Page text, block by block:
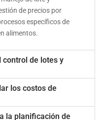
de precios por
específicos de
alimentos.
control de lotes y
los costos de
la planificación de